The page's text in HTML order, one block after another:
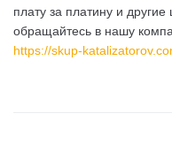
плату за платину и
обращайтесь в нашу
https://skup-